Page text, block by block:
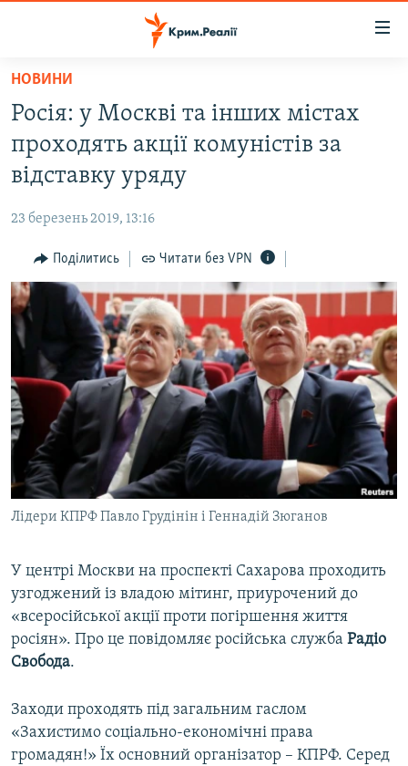
Перейти
основного
матеріалу
Перейти
до
основної
навігації
Перейти
до
пошуку
ВОДА.КРИМ
ВІДЕО ТА ФОТО
БЛОГИ
ПОГЛЯД
ІНТЕРВ'Ю
ВСЕ ЗА ДЕНЬ
СПЕЦПРОЕКТИ
ДЕПОРТАЦІЯ
ВІДЕОУРОКИ «ELIFBE»
СВІДЧЕННЯ ОКУПАЦІЇ
УКРАЇНСЬКА ПРОБЛЕМА КРИМУ
ІНФОГРАФІКА
ЯК ОБІЙТИ БЛОКУВАННЯ
Русский
Qırımtatar
ДОЛУЧАЙСЯ!
Усі сайти RFE/RL
НОВИНИ
Росія: у Москві та інших містах
проходять акції комуністів за
відставку уряду
23 березень 2019, 13:16
Поділитись Читати без VPN
Лідери КПРФ Павло Грудінін і Геннадій Зюганов
У центрі Москви на проспекті Сахарова проходить
узгоджений із владою мітинг, приурочений до
«всеросійської акції проти погіршення життя
росіян». Про це повідомляє російська служба Радіо
Свобода.
Заходи проходять під загальним гаслом
«Захистимо соціально-економічні права
громадян!» Їх основний організатор – КПРФ. Серед